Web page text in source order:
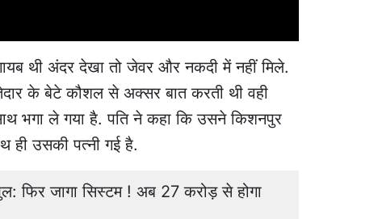
थी अंदर देखा तो जेवर और नकदी में नहीं मिले.
के बेटे कौशल से अक्सर बात करती थी वही
भगा ले गया है. पति ने कहा कि उसने किशनपुर
ही उसकी पत्नी गई है.
फिर जागा सिस्टम ! अब 27 करोड़ से होगा